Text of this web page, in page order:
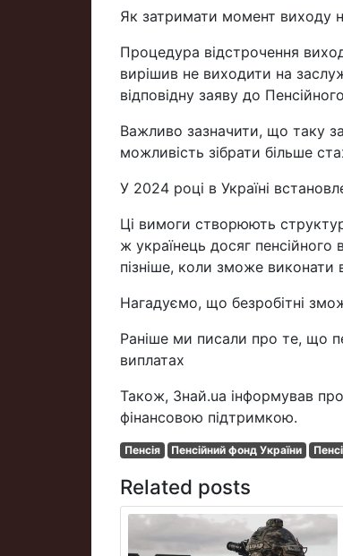
Як затримати момент виходу
Процедура відстрочення
вирішив не виходити на
відповідну заяву до
Важливо зазначити, що таку
можливість зібрати більше
У 2024 році в Україні
Ці вимоги створюють
ж українець досяг
пізніше, коли зможе виконати
Нагадуємо, що безробітні
Раніше ми писали про те, що
виплатах
Також, Знай.ua інформував
фінансовою підтримкою.
Пенсія Пенсійний фонд України
Related posts